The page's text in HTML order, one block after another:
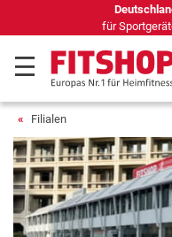
für Sportgeräte
Filialen